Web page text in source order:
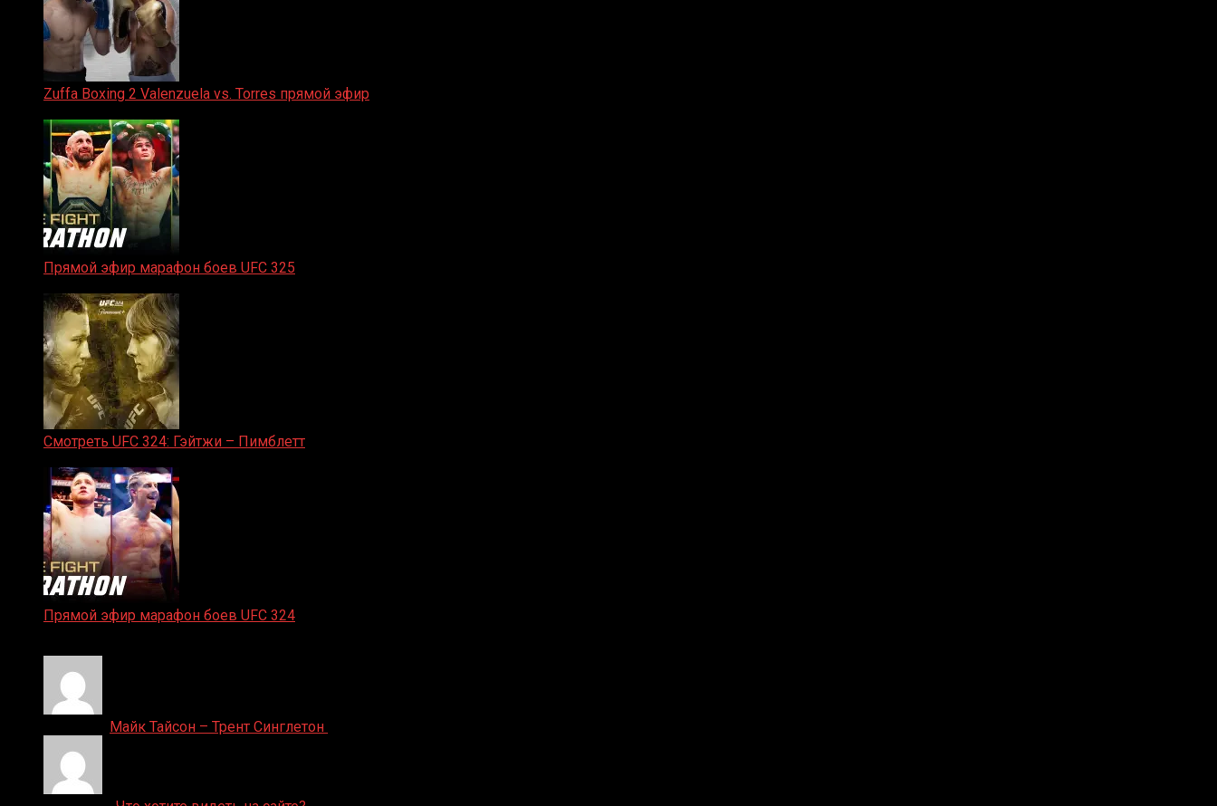
Zuffa Boxing 2 Valenzuela vs. Torres прямой эфир
Прямой эфир марафон боев UFC 325
Смотреть UFC 324: Гэйтжи – Пимблетт
Прямой эфир марафон боев UFC 324
Майк Тайсон – Трент Синглетон